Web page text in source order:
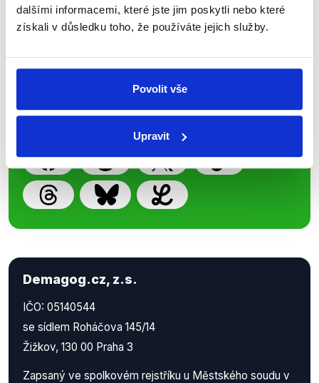
dalšími informacemi, které jste jim poskytli nebo které
získali v důsledku toho, že používáte jejich služby.
Povolit vše
Upravit
Sociální sítě
Nenechte si ujít nejnovější události
z Demagog.cz. Sdílením našich
Demagog.cz, z.s.
IČO: 05140544
se sídlem Roháčova 145/14
Žižkov, 130 00 Praha 3
Zapsaný ve spolkovém rejstříku u Městského soudu v